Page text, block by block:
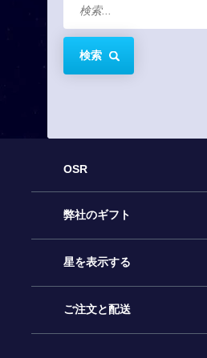
検索
OSR
カスタマーサービス
お問い合わせ
ブログ
弊社のギフト
Online Starギフト
OSRギフトパック
星を表示する
星の登録
ご注文と配送